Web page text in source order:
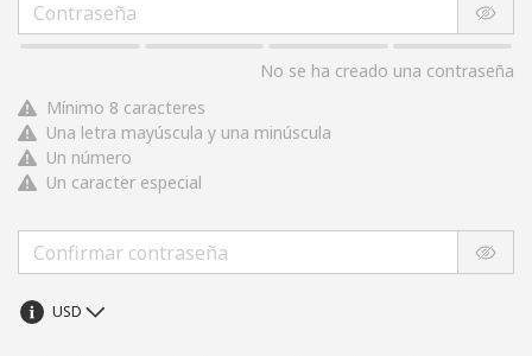
No se ha creado una contraseña
Mínimo 8 caracteres
Una letra mayúscula y una minúscula
Un número
Un caracter especial